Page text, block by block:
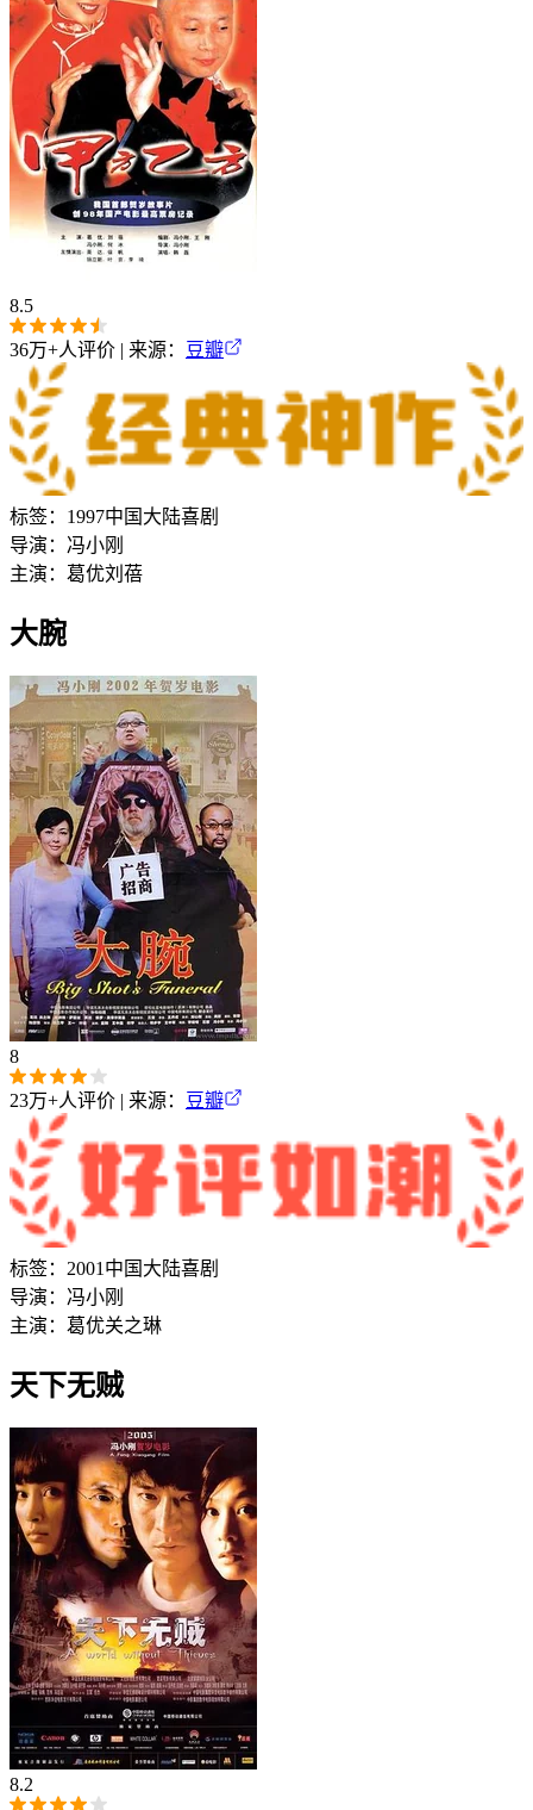
8.5
36万+人评价 | 来源： 豆瓣
标签： 1997中国大陆喜剧
导演： 冯小刚
主演： 葛优刘蓓
大腕‎
8
23万+人评价 | 来源： 豆瓣
标签： 2001 中国大陆喜剧
导演： 冯小刚
主演： 葛优关之琳
天下无贼‎
8.2